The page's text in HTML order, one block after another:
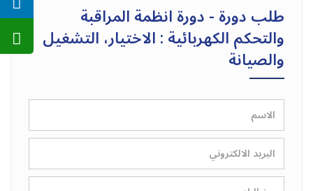
طلب دورة - دورة انظمة المراقبة
والتحكم الكهربائية : الاختيار، التشغيل
والصيانة